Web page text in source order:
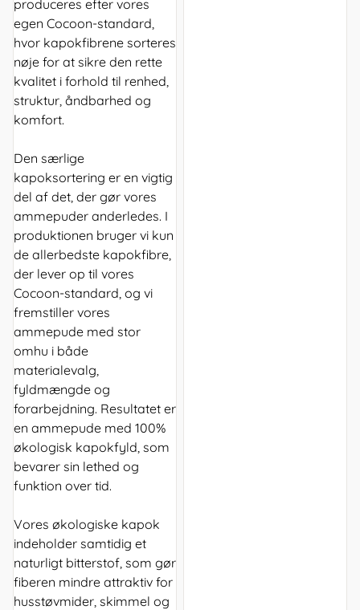
produceres efter vores
egen Cocoon-standard,
hvor kapokfibrene sorteres
nøje for at sikre den rette
kvalitet i forhold til renhed,
struktur, åndbarhed og
komfort.
Den særlige
kapoksortering er en vigtig
del af det, der gør vores
ammepuder anderledes. I
produktionen bruger vi kun
de allerbedste kapokfibre,
der lever op til vores
Cocoon-standard, og vi
fremstiller vores
ammepude med stor
omhu i både
materialevalg,
fyldmængde og
forarbejdning. Resultatet er
en ammepude med 100%
økologisk kapokfyld, som
bevarer sin lethed og
funktion over tid.
Vores økologiske kapok
indeholder samtidig et
naturligt bitterstof, som gør
fiberen mindre attraktiv for
husstøvmider, skimmel og